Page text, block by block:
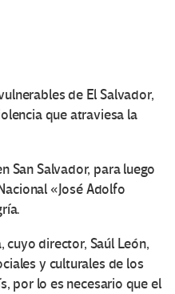
de El Salvador,
que atraviesa la
San Salvador, para luego
«José Adolfo
director, Saúl León,
y culturales de los
por lo es necesario que el